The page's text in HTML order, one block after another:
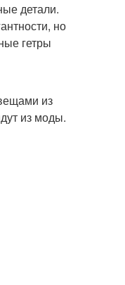
детали.
но
гетры
из
из моды.